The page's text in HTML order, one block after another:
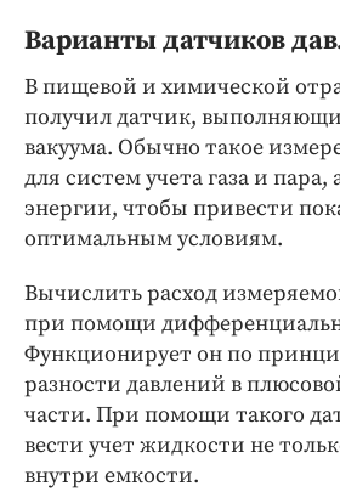
Варианты датчиков
В пищевой и химической
получил датчик,
вакуума. Обычно такое
для систем учета газа и пара,
энергии, чтобы привести
оптимальным условиям.
Вычислить расход
при помощи
Функционирует он по
разности давлений в
части. При помощи такого
вести учет жидкости не
внутри емкости.